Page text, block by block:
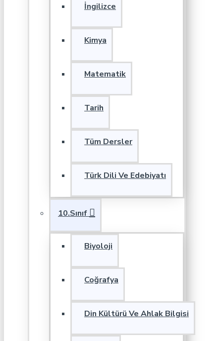
İngilizce
Kimya
Matematik
Tarih
Tüm Dersler
Türk Dili Ve Edebiyatı
10.Sınıf
Biyoloji
Coğrafya
Din Kültürü Ve Ahlak Bilgisi